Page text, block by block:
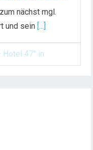
nächst mgl.
und sein [...]
47° in